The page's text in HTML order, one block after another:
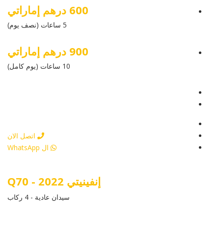
600 درهم إماراتي
5 ساعات (نصف يوم)
900 درهم إماراتي
10 ساعات (يوم كامل)
اتصل الان
ال WhatsApp
إنفينيتي Q70 - 2022
سيدان عادية - 4 ركاب